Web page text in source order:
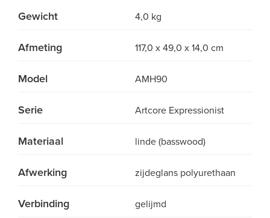
Gewicht 4,0 kg
Afmeting 117,0 x 49,0 x 14,0 cm
Model AMH90
Serie Artcore Expressionist
Materiaal linde (basswood)
Afwerking zijdeglans polyurethaan
Verbinding gelijmd